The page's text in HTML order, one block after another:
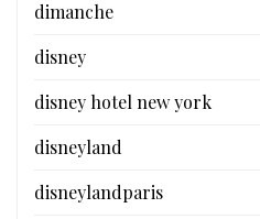
dimanche
disney
disney hotel new york
disneyland
disneylandparis